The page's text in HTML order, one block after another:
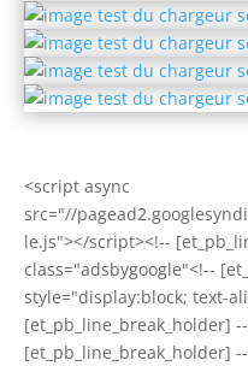
<script async
src="//
le.js"></script><!--
class="adsbygoogle"<!--
style="display:block; text-
[et_pb_line_break_holder]
[et_pb_line_break_holder]